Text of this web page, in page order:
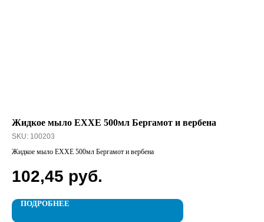
Жидкое мыло EXXE 500мл Бергамот и вербена
SKU: 100203
Жидкое мыло EXXE 500мл Бергамот и вербена
102,45 руб.
ПОДРОБНЕЕ